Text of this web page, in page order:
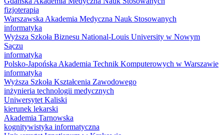
fizjoterapia
Warszawska Akademia Medyczna Nauk Stosowanych
informatyka
Wyższa Szkoła Biznesu National-Louis University w Nowym
Sączu
informatyka
Polsko-Japońska Akademia Technik Komputerowych w Warszawie
informatyka
Wyższa Szkoła Kształcenia Zawodowego
inżynieria technologii medycznych
Uniwersytet Kaliski
kierunek lekarski
Akademia Tarnowska
kognitywistyka informatyczna